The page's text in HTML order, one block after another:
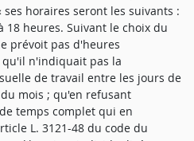
horaires seront les suivants :
18 heures. Suivant le choix du
prévoit pas d'heures
qu'il n'indiquait pas la
de travail entre les jours de
mois ; qu'en refusant
temps complet qui en
L. 3121-48 du code du